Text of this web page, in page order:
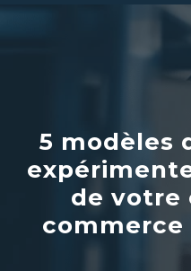
5 modèles
de votre